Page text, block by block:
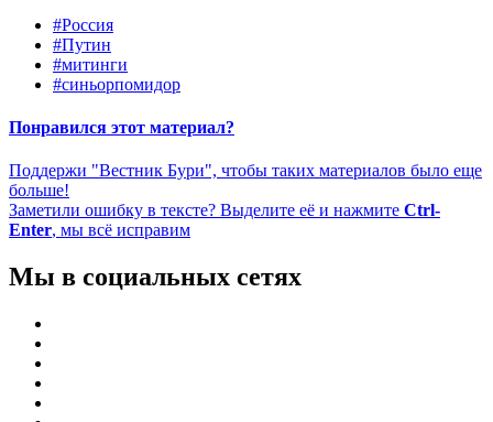
#Россия
#Путин
#митинги
#синьорпомидор
Понравился этот материал?
Поддержи "Вестник Бури", чтобы таких материалов было еще
больше!
Заметили ошибку в тексте? Выделите её и нажмите Ctrl-
Enter, мы всё исправим
Мы в социальных сетях